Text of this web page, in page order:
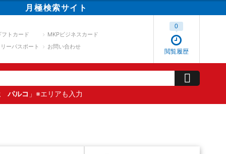
月極検索サイト
フトカード
MKPビジネスカード
ーパスポート
お問い合わせ
閲覧履歴
0
パルコ 」※エリアも入力